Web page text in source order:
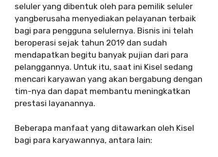
seluler yang dibentuk oleh para pemilik seluler
yangberusaha menyediakan pelayanan terbaik
bagi para pengguna selulernya. Bisnis ini telah
beroperasi sejak tahun 2019 dan sudah
mendapatkan begitu banyak pujian dari para
pelanggannya. Untuk itu, saat ini Kisel sedang
mencari karyawan yang akan bergabung dengan
tim-nya dan dapat membantu meningkatkan
prestasi layanannya.
Beberapa manfaat yang ditawarkan oleh Kisel
bagi para karyawannya, antara lain: